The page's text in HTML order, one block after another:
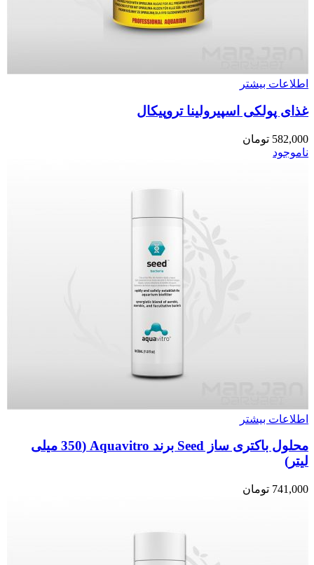
اطلاعات بیشتر
غذای پولکی اسپیرولینا تروپیکال
582,000 تومان
ناموجود
اطلاعات بیشتر
محلول باکتری ساز Seed برند Aquavitro (350 میلی
لیتر)
741,000 تومان